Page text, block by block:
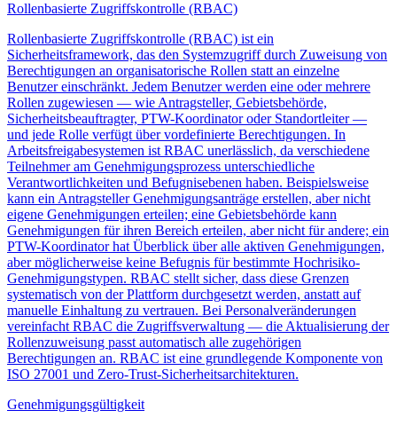
Rollenbasierte Zugriffskontrolle (RBAC)
Rollenbasierte Zugriffskontrolle (RBAC) ist ein
Sicherheitsframework, das den Systemzugriff durch Zuweisung von
Berechtigungen an organisatorische Rollen statt an einzelne
Benutzer einschränkt. Jedem Benutzer werden eine oder mehrere
Rollen zugewiesen — wie Antragsteller, Gebietsbehörde,
Sicherheitsbeauftragter, PTW-Koordinator oder Standortleiter —
und jede Rolle verfügt über vordefinierte Berechtigungen. In
Arbeitsfreigabesystemen ist RBAC unerlässlich, da verschiedene
Teilnehmer am Genehmigungsprozess unterschiedliche
Verantwortlichkeiten und Befugnisebenen haben. Beispielsweise
kann ein Antragsteller Genehmigungsanträge erstellen, aber nicht
eigene Genehmigungen erteilen; eine Gebietsbehörde kann
Genehmigungen für ihren Bereich erteilen, aber nicht für andere; ein
PTW-Koordinator hat Überblick über alle aktiven Genehmigungen,
aber möglicherweise keine Befugnis für bestimmte Hochrisiko-
Genehmigungstypen. RBAC stellt sicher, dass diese Grenzen
systematisch von der Plattform durchgesetzt werden, anstatt auf
manuelle Einhaltung zu vertrauen. Bei Personalveränderungen
vereinfacht RBAC die Zugriffsverwaltung — die Aktualisierung der
Rollenzuweisung passt automatisch alle zugehörigen
Berechtigungen an. RBAC ist eine grundlegende Komponente von
ISO 27001 und Zero-Trust-Sicherheitsarchitekturen.
Genehmigungsgültigkeit